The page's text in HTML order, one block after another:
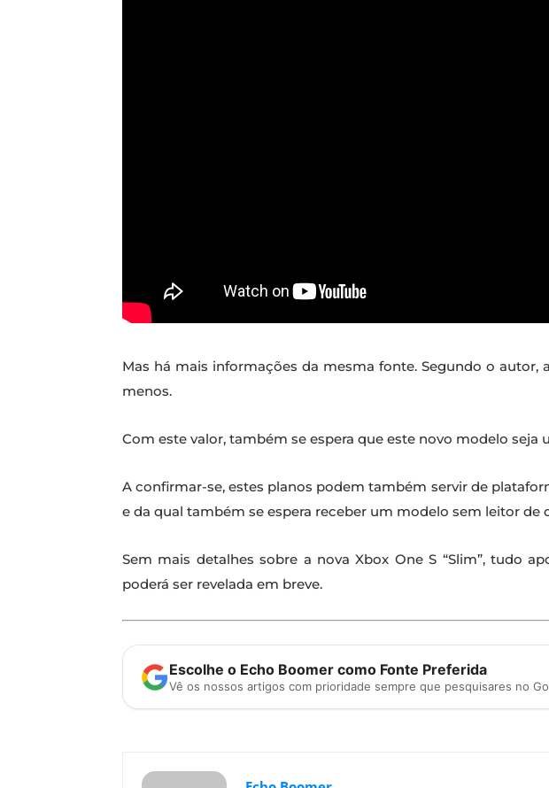
Mas há mais informações da mesma fonte. Segundo o
menos.
Com este valor, também se espera que este novo modelo seja
A confirmar-se, estes planos podem também servir de
e da qual também se espera receber um modelo sem leitor de
Sem mais detalhes sobre a nova Xbox One S “Slim”, tudo
poderá ser revelada em breve.
Escolhe o Echo Boomer como Fonte Preferida
Vê os nossos artigos com prioridade sempre que pesquisares no